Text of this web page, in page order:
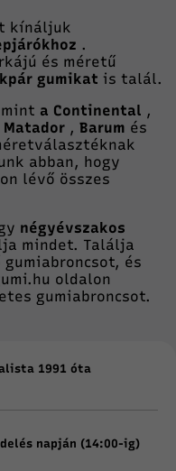
kínáljuk
.
és méretű
gumikat is talál.
a Continental ,
Matador , Barum és
abban, hogy
lévő összes
négyévszakos
mindet. Találja
és
oldalon
gumiabroncsot.
1991 óta
napján (14:00-ig)